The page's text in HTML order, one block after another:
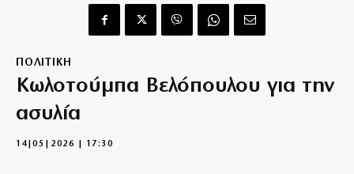
ΠΟΛΙΤΙΚΗ
Κωλοτούμπα Βελόπουλου για την
ασυλία
14|05|2026 | 17:30